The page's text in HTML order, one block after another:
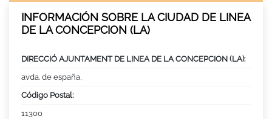
INFORMACIÓN SOBRE LA CIUDAD DE LINEA
DE LA CONCEPCION (LA)
DIRECCIÓ AJUNTAMENT DE LINEA DE LA CONCEPCION (LA):
avda. de españa,
Código Postal:
11300